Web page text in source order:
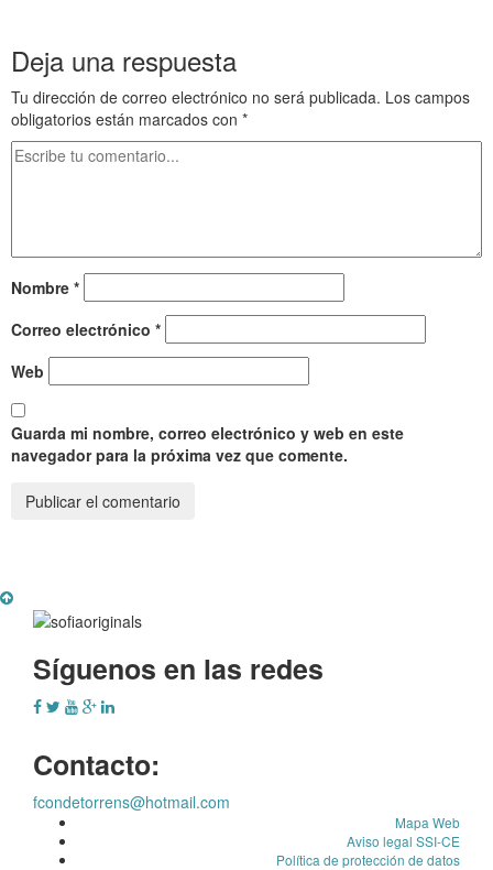
Deja una respuesta
Tu dirección de correo electrónico no será publicada. Los campos
obligatorios están marcados con *
Nombre *
Correo electrónico *
Web
Guarda mi nombre, correo electrónico y web en este
navegador para la próxima vez que comente.
Síguenos en las redes
Contacto:
fcondetorrens@hotmail.com
Mapa Web
Aviso legal SSI-CE
Política de protección de datos